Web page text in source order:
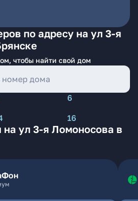
по адресу на ул 3-я
чтобы найти свой дом
6
16
ул 3-я Ломоносова в